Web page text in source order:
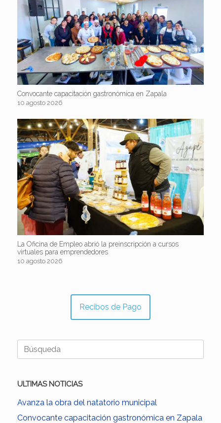
Convocante capacitación gastronómica en Zapala
10 agosto 2026
La Oficina de Empleo abrió la preinscripción a cursos
virtuales para emprendedores
10 agosto 2026
Recibos de Pago
Buscar:
ULTIMAS NOTICIAS
Avanza la obra del natatorio municipal
Convocante capacitación gastronómica en Zapala